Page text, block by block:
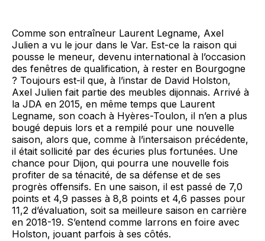
Comme son entraîneur Laurent Legname, Axel
Julien a vu le jour dans le Var. Est-ce la raison qui
pousse le meneur, devenu international à l’occasion
des fenêtres de qualification, à rester en Bourgogne
? Toujours est-il que, à l’instar de David Holston,
Axel Julien fait partie des meubles dijonnais. Arrivé à
la JDA en 2015, en même temps que Laurent
Legname, son coach à Hyères-Toulon, il n’en a plus
bougé depuis lors et a rempilé pour une nouvelle
saison, alors que, comme à l’intersaison précédente,
il était sollicité par des écuries plus fortunées. Une
chance pour Dijon, qui pourra une nouvelle fois
profiter de sa ténacité, de sa défense et de ses
progrès offensifs. En une saison, il est passé de 7,0
points et 4,9 passes à 8,8 points et 4,6 passes pour
11,2 d’évaluation, soit sa meilleure saison en carrière
en 2018-19. S’entend comme larrons en foire avec
Holston, jouant parfois à ses côtés.